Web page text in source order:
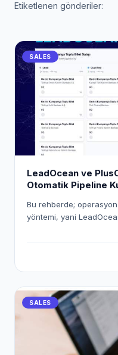
Etiketlenen gönderiler:
SALES
LeadOcean ve
Otomatik Pipeline
Bu rehberde;
yöntemi, yani
mekanizmasını
SALES